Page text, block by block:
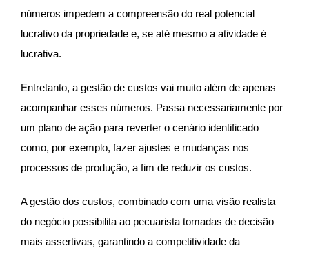
números impedem a compreensão do real potencial
lucrativo da propriedade e, se até mesmo a atividade é
lucrativa.
Entretanto, a gestão de custos vai muito além de apenas
acompanhar esses números. Passa necessariamente por
um plano de ação para reverter o cenário identificado
como, por exemplo, fazer ajustes e mudanças nos
processos de produção, a fim de reduzir os custos.
A gestão dos custos, combinado com uma visão realista
do negócio possibilita ao pecuarista tomadas de decisão
mais assertivas, garantindo a competitividade da